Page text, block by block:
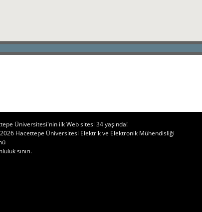
Üniversitesi'nin ilk Web sitesi 34 yaşında!
Hacettepe Üniversitesi Elektrik ve Elektronik Mühendisliği
sınırı.